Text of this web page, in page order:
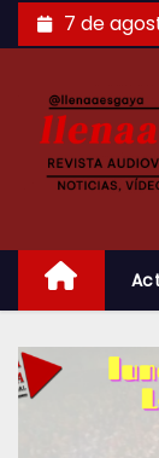
Saltar
al
7 de